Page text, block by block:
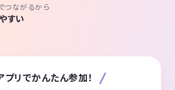
つながるから
すい
プリでかんたん参加！